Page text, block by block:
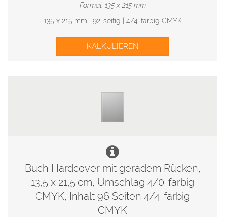
Format: 135 x 215 mm
135 x 215 mm | 92-seitig | 4/4-farbig CMYK
KALKULIEREN
Buch Hardcover mit geradem Rücken,
13,5 x 21,5 cm, Umschlag 4/0-farbig
CMYK, Inhalt 96 Seiten 4/4-farbig
CMYK